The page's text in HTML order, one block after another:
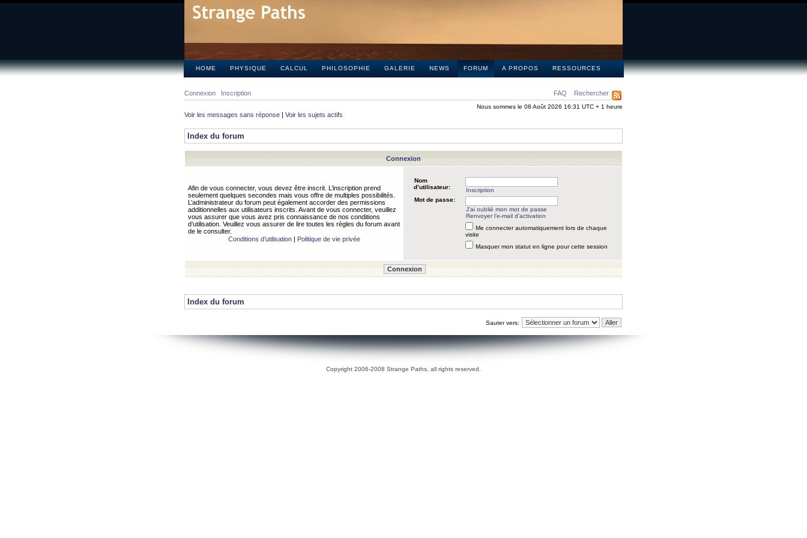
HOME PHYSIQUE CALCUL PHILOSOPHIE GALERIE NEWS FORUM A PROPOS RESSOURCES
FAQ Rechercher
Connexion Inscription
Nous sommes le 08 Août 2026 16:31 UTC + 1 heure
Voir les messages sans réponse | Voir les sujets actifs
Index du forum
Connexion
Afin de vous connecter, vous devez être inscrit. L’inscription prend
seulement quelques secondes mais vous offre de multiples possibilités.
L’administrateur du forum peut également accorder des permissions
additionnelles aux utilisateurs inscrits. Avant de vous connecter, veuillez
vous assurer que vous avez pris connaissance de nos conditions
d’utilisation. Veuillez vous assurer de lire toutes les règles du forum avant
de le consulter.
Conditions d’utilisation| Politique de vie privée
Nom
d’utilisateur:
Inscription
Mot de passe:
J’ai oublié mon mot de passe
Renvoyer l’e-mail d’activation
Me connecter automatiquement lors de chaque
visite
Masquer mon statut en ligne pour cette session
Index du forum
Sauter vers:
Copyright 2006-2008 Strange Paths, all rights reserved.